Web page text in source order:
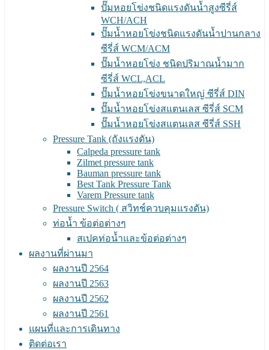
ปั๊มหอยโข่งชนิดแรงดันน้ำสูงซีรี่ส์
WCH/ACH
ปั๊มน้ำหอยโข่งชนิดแรงดันน้ำปานกลาง
ซีรี่ส์ WCM/ACM
ปั๊มน้ำหอยโข่ง ชนิดปริมาณน้ำมาก
ซีรี่ส์ WCL,ACL
ปั๊มน้ำหอยโข่งขนาดใหญ่ ซีรี่ส์ DIN
ปั๊มน้ำหอยโข่งสแตนเลส ซีรี่ส์ SCM
ปั๊มน้ำหอยโข่งสแตนเลส ซีรี่ส์ SSH
Pressure Tank (ถังแรงดัน)
Calpeda pressure tank
Zilmet pressure tank
Bauman pressure tank
Best Tank Pressure Tank
Varem Pressure tank
Pressure Switch ( สวิทช์ควบคุมแรงดัน)
ท่อน้ำ ข้อต่อต่างๆ
สเปคท่อน้ำและข้อต่อต่างๆ
ผลงานที่ผ่านมา
ผลงานปี 2564
ผลงานปี 2563
ผลงานปี 2562
ผลงานปี 2561
แผนที่และการเดินทาง
ติดต่อเรา